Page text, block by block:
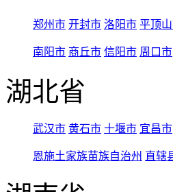
郑州市 开封市 洛阳市 平顶
南阳市 商丘市 信阳市 周口市
湖北省
武汉市 黄石市 十堰市 宜昌市
恩施土家族苗族自治州 直辖